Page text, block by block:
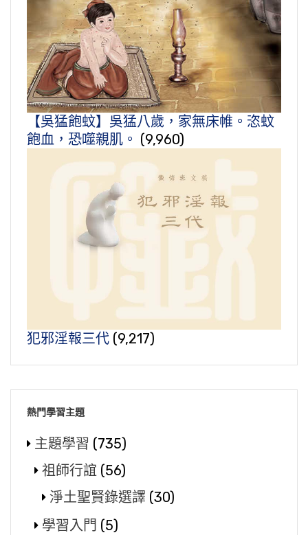
【吳猛飽蚊】吳猛八歲，家無床帷。恣蚊
飽血，恐噬親肌。 (9,960)
犯邪淫報三代 (9,217)
熱門學習主題
主題學習 (735)
祖師行誼 (56)
淨土聖賢錄選譯 (30)
學習入門 (5)